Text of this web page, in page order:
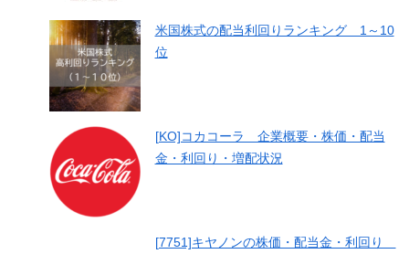
米国株式の配当利回りランキング 1～10
位
[KO]コカコーラ 企業概要・株価・配当
金・利回り・増配状況
[7751]キヤノンの株価・配当金・利回り